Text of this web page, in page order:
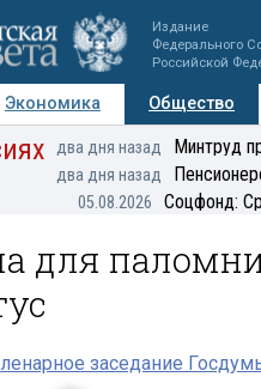
Издание
Федерального
Российской
Экономика Общество
Мнения
два дня назад Минтруд
два дня назад
05.08.2026 Соцфонд:
для
заседание